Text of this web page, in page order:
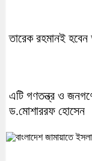
তারেক রহমানই হবেন
এটি গণতন্ত্র ও
ড.মোশাররফ হোসেন